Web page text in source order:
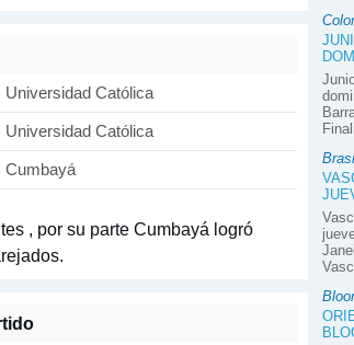
Universidad Católica
Universidad Católica
Cumbayá
, por su parte Cumbayá logró